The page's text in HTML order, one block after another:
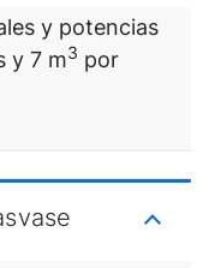
y potencias
y 7 m3 por